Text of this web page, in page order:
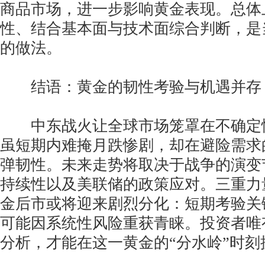
商品市场，进一步影响黄金表现。总
性、结合基本面与技术面综合判断，
的做法。
结语：黄金的韧性考验与机遇并存
中东战火让全球市场笼罩在不确定
虽短期内难掩月跌惨剧，却在避险需
弹韧性。未来走势将取决于战争的演
持续性以及美联储的政策应对。三重
金后市或将迎来剧烈分化：短期考验
可能因系统性风险重获青睐。投资者
分析，才能在这一黄金的“分水岭”时